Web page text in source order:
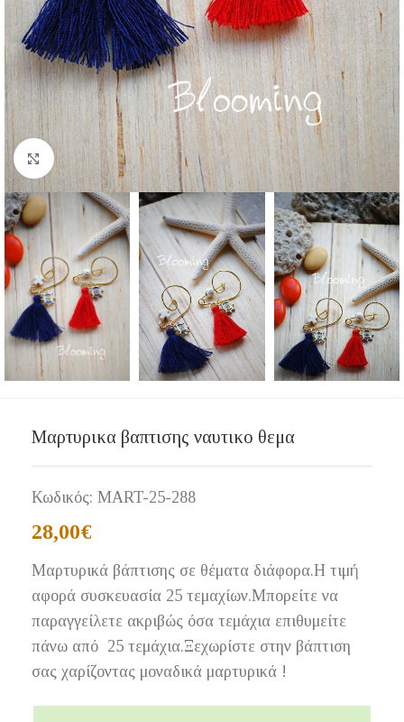
Click to enlarge
Μαρτυρικα βαπτισης ναυτικο θεμα
Κωδικός: MART-25-288
28,00€
Μαρτυρικά βάπτισης σε θέματα διάφορα.Η τιμή
αφορά συσκευασία 25 τεμαχίων.Μπορείτε να
παραγγείλετε ακριβώς όσα τεμάχια επιθυμείτε
πάνω από 25 τεμάχια.Ξεχωρίστε στην βάπτιση
σας χαρίζοντας μοναδικά μαρτυρικά !